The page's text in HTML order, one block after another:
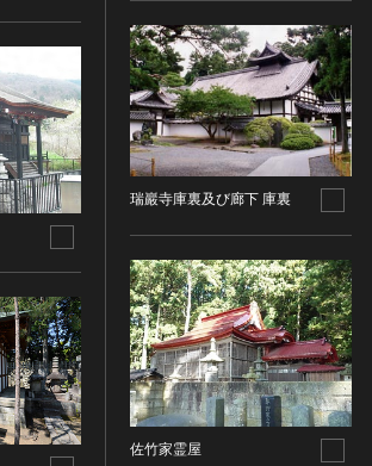
瑞巖寺庫裏及び廊下 庫裏
佐竹家霊屋
国]
国]
国]
[中国]
） [中国]
品類
品類
物
観
造物群保存地区
建造物)
美術工芸品)
形民俗文化財)
)
)
記念物)
群保存地区
- EDUCATIONAL USE
（著作権あり-教育目的の利用可）
- NONCOMMERCIAL USE
（著作権あり-非営利目的の利用可）
- RIGHTSHOLDER(S) UNLOCATABLE
（著作権あり-著作権者不明）
- CONTRACTUAL
（著作権なし-契約による制限あり）
- NONCOMMERCIAL USE ONLY（著
営利目的のみ利用可）
- OTHER KNOWN LEGAL
（著作権なし-他の法的制限あり）
- UNITED STATES（著作権なし-米国
連想検索する
入力情報をクリア